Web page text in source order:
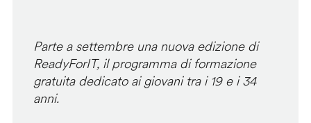
Parte a settembre una nuova edizione di
ReadyForIT, il programma di formazione
gratuita dedicato ai giovani tra i 19 e i 34
anni.